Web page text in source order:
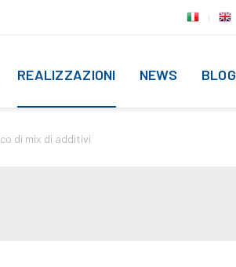
REALIZZAZIONI NEWS BLOG
di mix di additivi